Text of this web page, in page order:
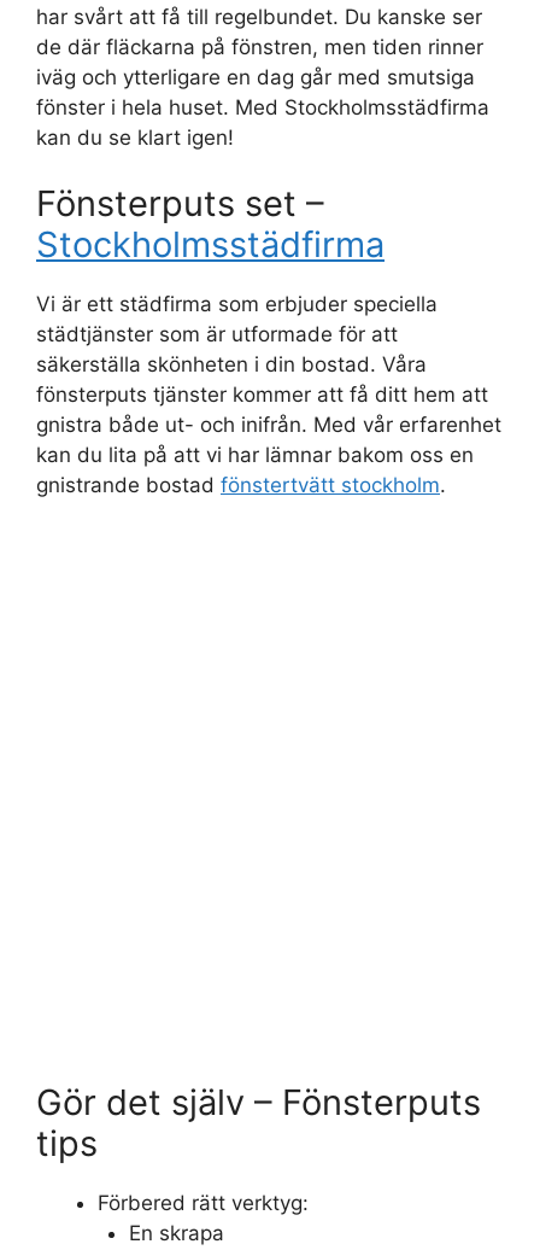
har svårt att få till regelbundet. Du kanske ser
de där fläckarna på fönstren, men tiden rinner
iväg och ytterligare en dag går med smutsiga
fönster i hela huset. Med Stockholmsstädfirma
kan du se klart igen!
Fönsterputs set –
Stockholmsstädfirma
Vi är ett städfirma som erbjuder speciella
städtjänster som är utformade för att
säkerställa skönheten i din bostad. Våra
fönsterputs tjänster kommer att få ditt hem att
gnistra både ut- och inifrån. Med vår erfarenhet
kan du lita på att vi har lämnar bakom oss en
gnistrande bostad fönstertvätt stockholm.
Gör det själv – Fönsterputs
tips
Förbered rätt verktyg:
En skrapa